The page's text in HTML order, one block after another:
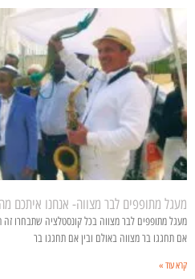
מעגל מתופפים לבר מצווה- אנחנו איתכם
מעגל מתופפים לבר מצווה בכל קונסטלציה שתבחרו
אם תחגגו בר מצווה באולם ובין אם תחגגו בר
קרא עוד »